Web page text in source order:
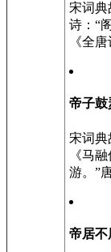
宋词典
诗：“
《全
帝子鼓
宋词典
《马
游。”
帝居不